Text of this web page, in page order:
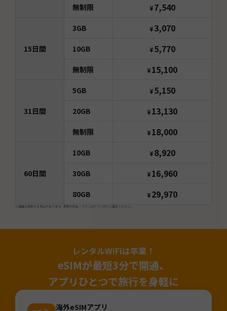
無制限 ¥ 7,540
15日間
3GB ¥ 3,070
10GB ¥ 5,770
無制限 ¥15,100
31日間
5GB ¥ 5,150
20GB ¥13,130
無制限 ¥18,000
60日間
10GB ¥ 8,920
30GB ¥16,960
80GB ¥29,970
※価格は変動する場合があります。最新の料金・プランはアプリ内でご確認ください。
レンタルWiFiは卒業！
eSIMが最短3分で開通、
アプリひとつで旅行を身軽に
海外eSIMアプリ